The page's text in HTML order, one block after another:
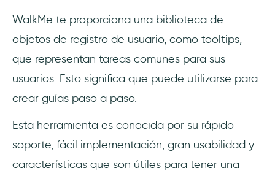
WalkMe te proporciona una biblioteca de
objetos de registro de usuario, como tooltips,
que representan tareas comunes para sus
usuarios. Esto significa que puede utilizarse para
crear guías paso a paso.
Esta herramienta es conocida por su rápido
soporte, fácil implementación, gran usabilidad y
características que son útiles para tener una